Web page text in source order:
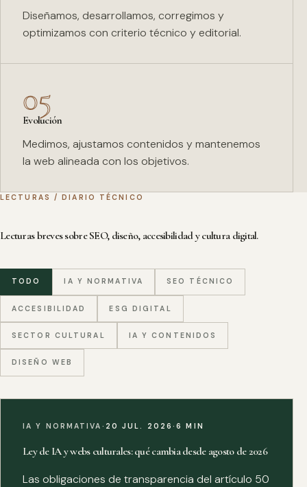
Diseñamos, desarrollamos, corregimos y
optimizamos con criterio técnico y editorial.
05
Evolución
Medimos, ajustamos contenidos y mantenemos
la web alineada con los objetivos.
LECTURAS / DIARIO TÉCNICO
Lecturas breves sobre SEO, diseño, accesibilidad y cultura digital.
TODO IA Y NORMATIVA SEO TÉCNICO
ACCESIBILIDAD ESG DIGITAL
SECTOR CULTURAL IA Y CONTENIDOS
DISEÑO WEB
IA Y NORMATIVA · 20 JUL. 2026·6 MIN
Ley de IA y webs culturales: qué cambia desde agosto de 2026
Las obligaciones de transparencia del artículo 50